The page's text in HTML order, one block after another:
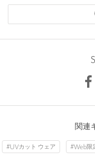
着回し力抜群の万能アイテ
16266000009）
【注意事項】
ニックネーム： ここ
購入カラー：DK.BROWN
関連
#UVカット ウェア #Web限